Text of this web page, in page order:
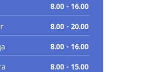
8.00 - 16.00
8.00 - 20.00
8.00 - 16.00
8.00 - 15.00